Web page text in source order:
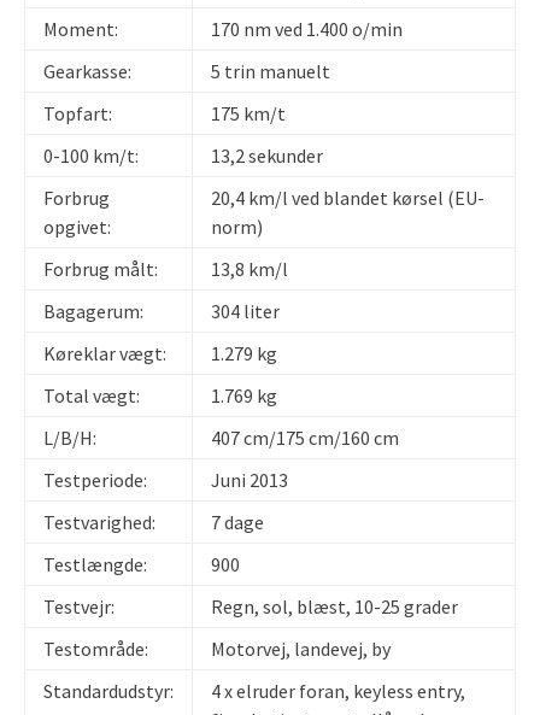
Moment:
170 nm ved 1.400 o/min
Gearkasse:
5 trin manuelt
Topfart:
175 km/t
0-100 km/t:
13,2 sekunder
Forbrug
opgivet:
20,4 km/l ved blandet kørsel (EU-
norm)
Forbrug målt:
13,8 km/l
Bagagerum:
304 liter
Køreklar vægt:
1.279 kg
Total vægt:
1.769 kg
L/B/H:
407 cm/175 cm/160 cm
Testperiode:
Juni 2013
Testvarighed:
7 dage
Testlængde:
900
Testvejr:
Regn, sol, blæst, 10-25 grader
Testområde:
Motorvej, landevej, by
Standardudstyr:
4 x elruder foran, keyless entry,